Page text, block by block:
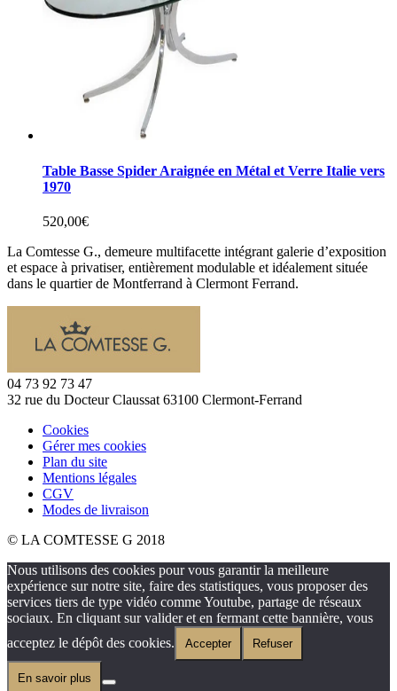
Table Basse Spider Araignée en Métal et Verre Italie vers
1970
520,00€
La Comtesse G., demeure multifacette intégrant galerie d’exposition
et espace à privatiser, entièrement modulable et idéalement située
dans le quartier de Montferrand à Clermont Ferrand.
04 73 92 73 47
32 rue du Docteur Claussat 63100 Clermont-Ferrand
Cookies
Gérer mes cookies
Plan du site
Mentions légales
CGV
Modes de livraison
© LA COMTESSE G 2018
Nous utilisons des cookies pour vous garantir la meilleure
expérience sur notre site, faire des statistiques, vous proposer des
services tiers de type vidéo comme Youtube, partage de réseaux
sociaux. En cliquant sur valider et en fermant cette bannière, vous
acceptez le dépôt des cookies.
Accepter Refuser
En savoir plus